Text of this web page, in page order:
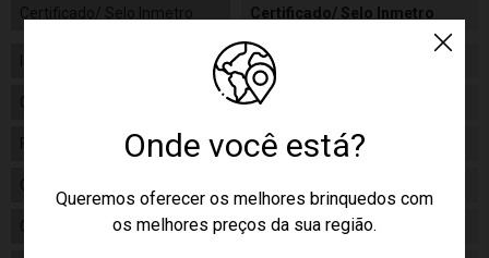
Onde você está?
Queremos oferecer os melhores brinquedos com
os melhores preços da sua região.
Certificado/ Selo Inmetro Certificado/ Selo Inmetro
03+
Gênero Masculino
Fabricante Poliplac
Código
Código de Barras 7897889805931